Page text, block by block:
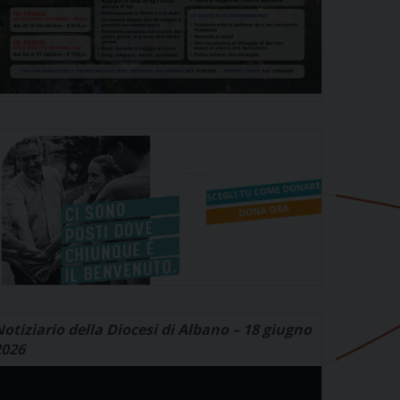
della Diocesi di Albano – 18 giugno